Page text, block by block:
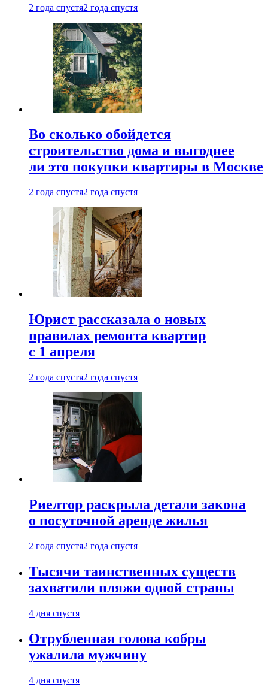
2 года спустя2 года спустя
Во сколько обойдется
строительство дома и выгоднее
ли это покупки квартиры в Москве
2 года спустя2 года спустя
Юрист рассказала о новых
правилах ремонта квартир
с 1 апреля
2 года спустя2 года спустя
Риелтор раскрыла детали закона
о посуточной аренде жилья
2 года спустя2 года спустя
Тысячи таинственных существ
захватили пляжи одной страны
4 дня спустя
Отрубленная голова кобры
ужалила мужчину
4 дня спустя